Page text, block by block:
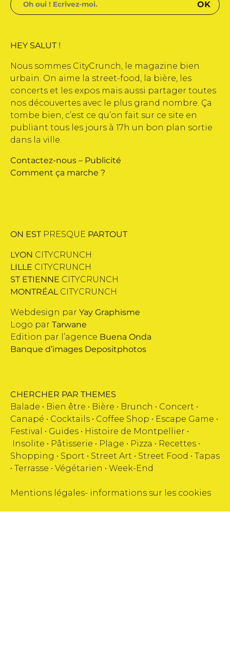
HEY SALUT !
Nous sommes CityCrunch, le magazine bien
urbain. On aime la street-food, la bière, les
concerts et les expos mais aussi partager toutes
nos découvertes avec le plus grand nombre. Ça
tombe bien, c’est ce qu’on fait sur ce site en
publiant tous les jours à 17h un bon plan sortie
dans la ville.
Contactez-nous – Publicité
Comment ça marche ?
ON EST PRESQUE PARTOUT
LYON CITYCRUNCH
LILLE CITYCRUNCH
ST ETIENNE CITYCRUNCH
MONTRÉALCITYCRUNCH
Webdesign par Yay Graphisme
Logo par Tarwane
Edition par l’agence Buena Onda
Banque d’images Depositphotos
CHERCHER PAR THEMES
Balade • Bien être • Bière • Brunch • Concert •
Canapé • Cocktails • Coffee Shop • Escape Game •
Festival
• Guides • Histoire de Montpellier •
Insolite • Pâtisserie • Plage • Pizza • Recettes •
Shopping • Sport • Street Art • Street Food • Tapas
• Terrasse • Végétarien • Week-End
Mentions légales- informations sur les cookies